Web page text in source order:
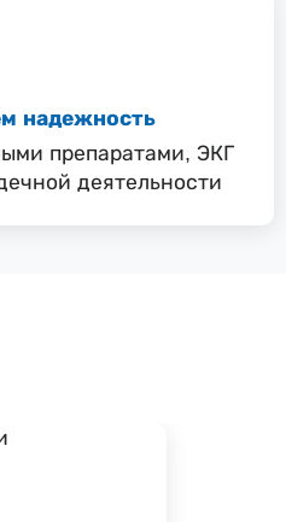
надежность
препаратами, ЭКГ
деятельности